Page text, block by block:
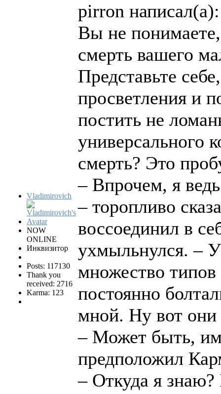
Vladimirovich
NOW
ONLINE
Инквизитор
Posts: 117130
Thank you
received: 2716
Karma: 123
pirron написал(а):
Вы не
смерть вашего
Представьте
просветления и
постить не
универсального
смерть? Это
– Впрочем, я
– торопливо
воссоединил в
ухмыльнулся. –
множество
постоянно
мной. Ну вот они
– Может быть, им
предположил
– Откуда я